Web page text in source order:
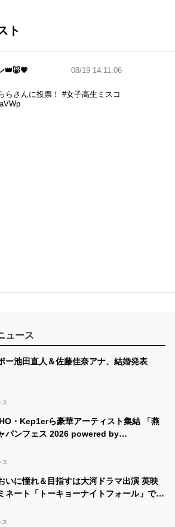
ト
👑🐷💗
08/19 14:11:06
らさんに投票！ #女子高生ミスコ
ュース
ー池田直人＆佐藤佳奈アナ、結婚発表
ス
・Kep1erら豪華アーティスト集結 「燕
パンフェス 2026 powered by
ス
いに憧れ＆目指すは大河ドラマ出演 英映
ネート「トーキョーナイトフォール」で存
ス